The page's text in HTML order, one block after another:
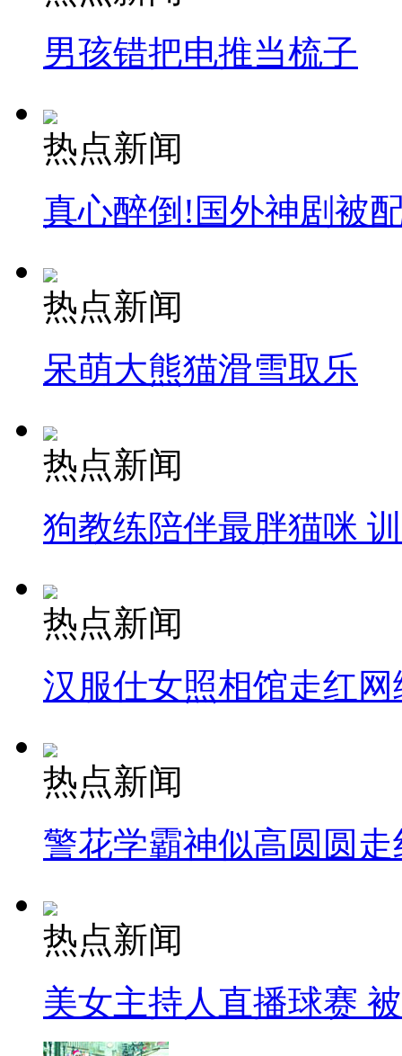
男孩错把电推当梳子
热点新闻
真心醉倒!国外神剧被
热点新闻
呆萌大熊猫滑雪取乐
热点新闻
狗教练陪伴最胖猫咪
热点新闻
汉服仕女照相馆走红网
热点新闻
警花学霸神似高圆圆走
热点新闻
美女主持人直播球赛